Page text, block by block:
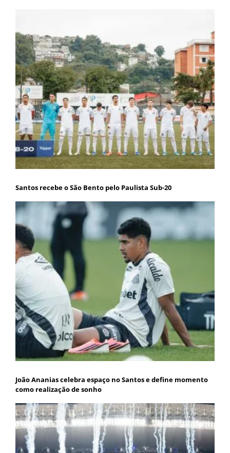
Santos recebe o São Bento pelo Paulista Sub-20
João Ananias celebra espaço no Santos e define momento
como realização de sonho